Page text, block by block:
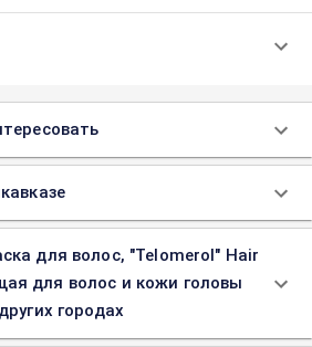
для волос, "Telomerol" Hair
для волос и кожи головы
городах